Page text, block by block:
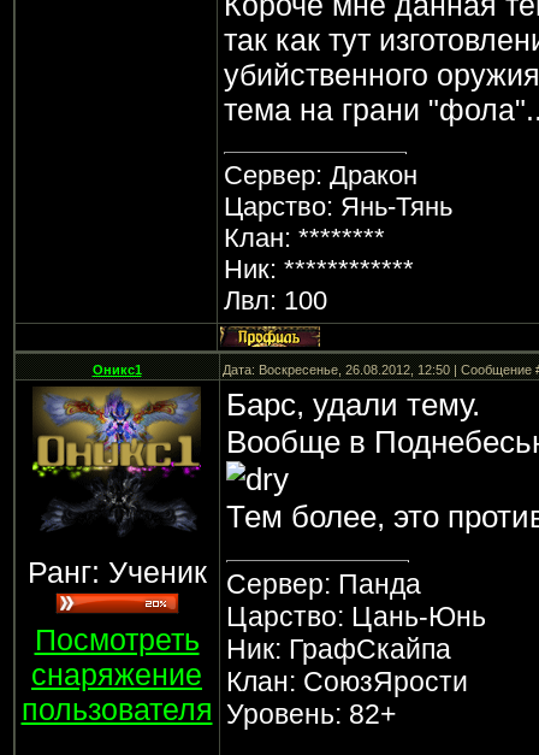
так как тут
убийственного
тема на грани
Сервер: Дракон
Царство: Янь-Тянь
Клан: ********
Ник: ************
Лвл: 100
Оникс1 Дата: Воскресенье, 26.08.2012, 12:50 | Сообщение
Ранг: Ученик
Посмотреть
снаряжение
пользователя
Барс, удали тему.
Вообще в
Тем более, это
Сервер: Панда
Царство: Цань-Юнь
Ник: ГрафСкайпа
Клан: СоюзЯрости
Уровень: 82+